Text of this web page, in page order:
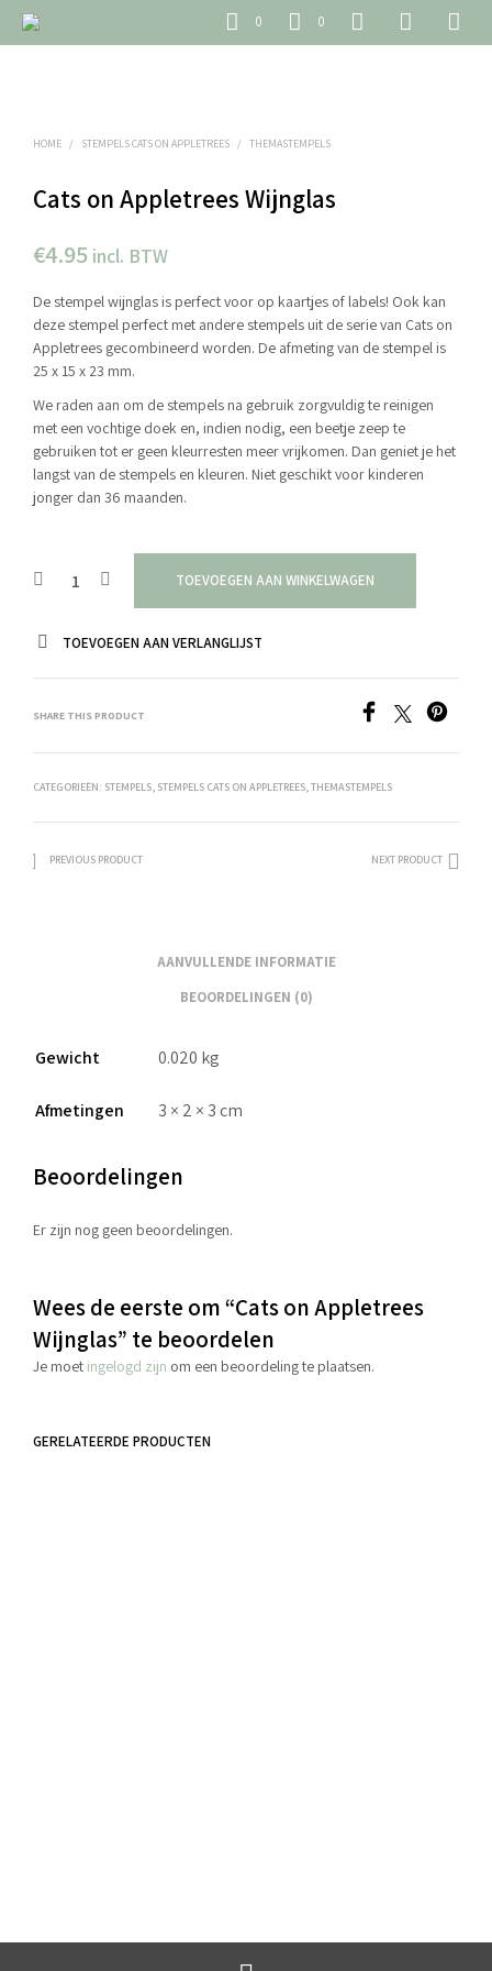
0 0
HOME / STEMPELS CATS ON APPLETREES / THEMASTEMPELS
Cats on Appletrees Wijnglas
€4.95 incl. BTW
De stempel wijnglas is perfect voor op kaartjes of labels! Ook kan
deze stempel perfect met andere stempels uit de serie van Cats on
Appletrees gecombineerd worden. De afmeting van de stempel is
25 x 15 x 23 mm.
We raden aan om de stempels na gebruik zorgvuldig te reinigen
met een vochtige doek en, indien nodig, een beetje zeep te
gebruiken tot er geen kleurresten meer vrijkomen. Dan geniet je het
langst van de stempels en kleuren. Niet geschikt voor kinderen
jonger dan 36 maanden.
TOEVOEGEN AAN WINKELWAGEN
TOEVOEGEN AAN VERLANGLIJST
SHARE THIS PRODUCT
CATEGORIEËN: STEMPELS, STEMPELS CATS ON APPLETREES,THEMASTEMPELS
PREVIOUS PRODUCT NEXT PRODUCT
AANVULLENDE INFORMATIE
BEOORDELINGEN (0)
Gewicht 0.020 kg
Afmetingen 3 × 2 × 3 cm
Beoordelingen
Er zijn nog geen beoordelingen.
Wees de eerste om “Cats on Appletrees
Wijnglas” te beoordelen
Je moet ingelogd zijn om een beoordeling te plaatsen.
GERELATEERDE PRODUCTEN